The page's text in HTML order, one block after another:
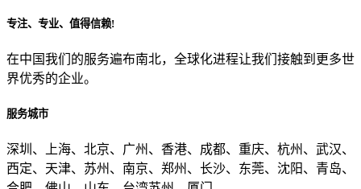
专注、专业、值得信赖!
在中国我们的服务遍布南北，全球化进程让我们接触到更多世
界优秀的企业。
服务城市
深圳、上海、北京、广州、香港、成都、重庆、杭州、武汉、
西定、天津、苏州、南京、郑州、长沙、东莞、沈阳、青岛、